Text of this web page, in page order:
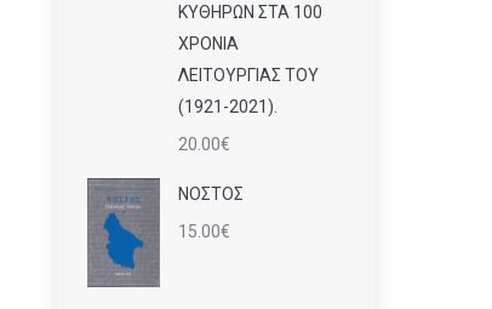
ΚΥΘΗΡΩΝ ΣΤΑ 100
ΧΡΟΝΙΑ
ΛΕΙΤΟΥΡΓΙΑΣ ΤΟΥ
(1921-2021).
20.00€
ΝΟΣΤΟΣ
15.00€